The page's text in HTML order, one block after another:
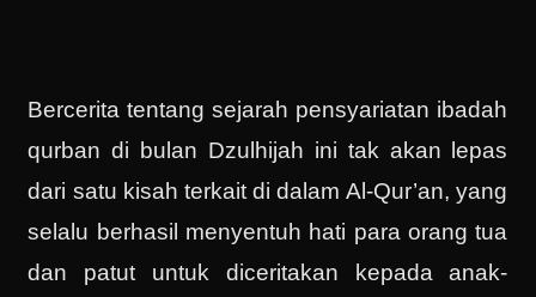
Bercerita tentang sejarah pensyariatan ibadah
qurban di bulan Dzulhijah ini tak akan lepas
dari satu kisah terkait di dalam Al-Qur’an, yang
selalu berhasil menyentuh hati para orang tua
dan patut untuk diceritakan kepada anak-